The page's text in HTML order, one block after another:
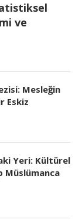
ve
Mesleğin
Eskiz
Yeri: Kültürel
Müslümanca